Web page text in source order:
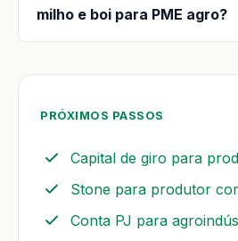
milho e boi para PME agro?
PRÓXIMOS PASSOS
Capital de giro para
Stone para produtor
Conta PJ para